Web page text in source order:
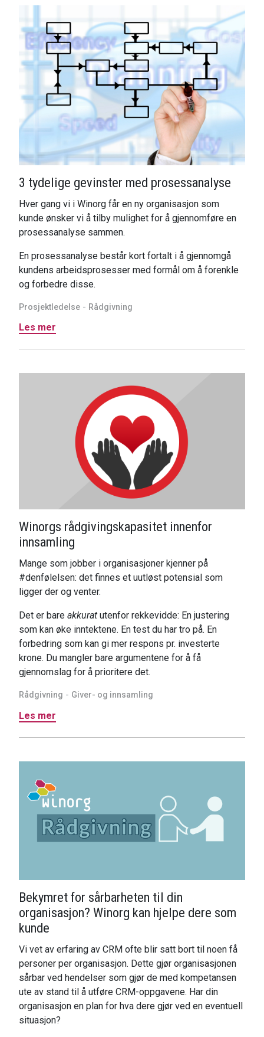
3 tydelige gevinster med prosessanalyse
Hver gang vi i Winorg får en ny organisasjon som
kunde ønsker vi å tilby mulighet for å gjennomføre en
prosessanalyse sammen.
En prosessanalyse består kort fortalt i å gjennomgå
kundens arbeidsprosesser med formål om å forenkle
og forbedre disse.
Prosjektledelse Rådgivning
Les mer
Winorgs rådgivingskapasitet innenfor
innsamling
Mange som jobber i organisasjoner kjenner på
#denfølelsen: det finnes et uutløst potensial som
ligger der og venter.
Det er bare akkurat utenfor rekkevidde: En justering
som kan øke inntektene. En test du har tro på. En
forbedring som kan gi mer respons pr. investerte
krone. Du mangler bare argumentene for å få
gjennomslag for å prioritere det.
Rådgivning Giver- og innsamling
Les mer
Bekymret for sårbarheten til din
organisasjon? Winorg kan hjelpe dere som
kunde
Vi vet av erfaring av CRM ofte blir satt bort til noen få
personer per organisasjon. Dette gjør organisasjonen
sårbar ved hendelser som gjør de med kompetansen
ute av stand til å utføre CRM-oppgavene. Har din
organisasjon en plan for hva dere gjør ved en eventuell
situasjon?